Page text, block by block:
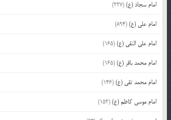
امام سجاد (ع)(227)
امام علی (ع)(894)
امام علی النقی (ع)(165)
امام محمد باقر (ع)(165)
امام محمد تقی (ع)(146)
امام موسی کاظم (ع)(152)